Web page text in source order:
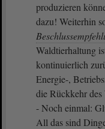
produzieren
dazu! Weiterhin
Waldtierhaltung
kontinuierlich
Energie-,
die Rückkehr des
- Noch einmal:
All das sind